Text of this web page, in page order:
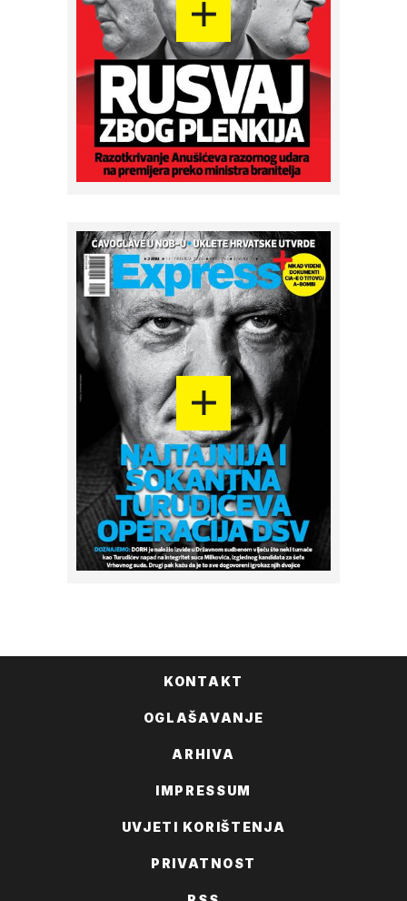
KONTAKT
OGLAŠAVANJE
ARHIVA
IMPRESSUM
UVJETI KORIŠTENJA
PRIVATNOST